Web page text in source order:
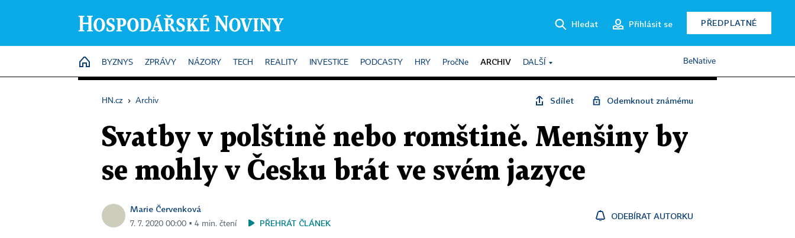
Hledat Přihlásit se PŘEDPLATNÉ
HOME
BYZNYS ZPRÁVY NÁZORY TECH REALITY INVESTICE PODCASTY HRY PročNe ARCHIV DALŠÍ BeNative
HN.cz › Archiv Sdílet Odemknout známému
Svatby v polštině nebo romštině. Menšiny by
se mohly v Česku brát ve svém jazyce
Marie Červenková
7. 7. 2020 00:00 ▪ 4 min. čtení PŘEHRÁT ČLÁNEK
ODEBÍRAT AUTORKU